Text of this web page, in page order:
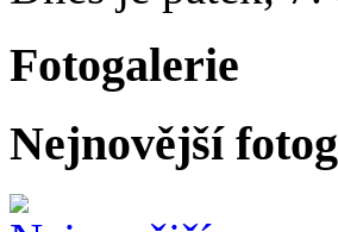
Fotogalerie
Nejnovější